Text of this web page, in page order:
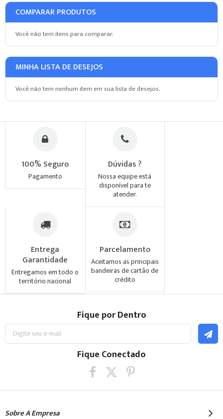
COMPARAR PRODUTOS
Você não tem itens para comparar.
MINHA LISTA DE DESEJOS
Você não tem nenhum item em sua lista de desejos.
100% Seguro
Pagamento
Dúvidas ?
Nossa equipe está
disponível para te
atender.
Entrega
Garantidade
Entregamos em todo o
território nacional
Parcelamento
Aceitamos as principais
bandeiras de cartão de
crédito
Fique por Dentro
Inscreva-
na
Fique Conectado
Sobre A Empresa